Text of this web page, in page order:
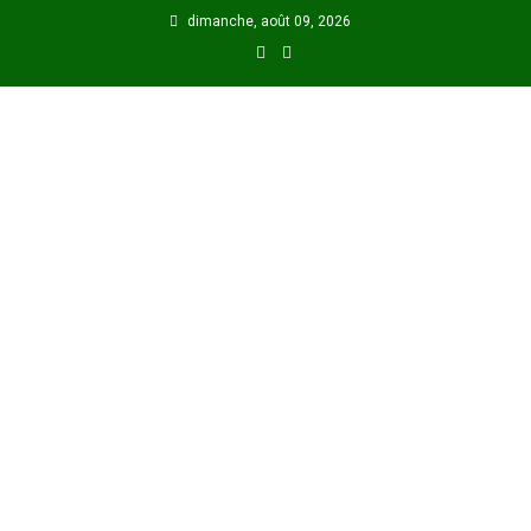
dimanche, août 09, 2026